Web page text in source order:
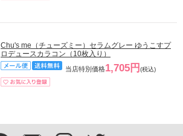
Chu's me（チューズミー）セラムグレー ゆうこすプ
ロデュースカラコン（10枚入り）
当店特別価格1,705円 (税込)